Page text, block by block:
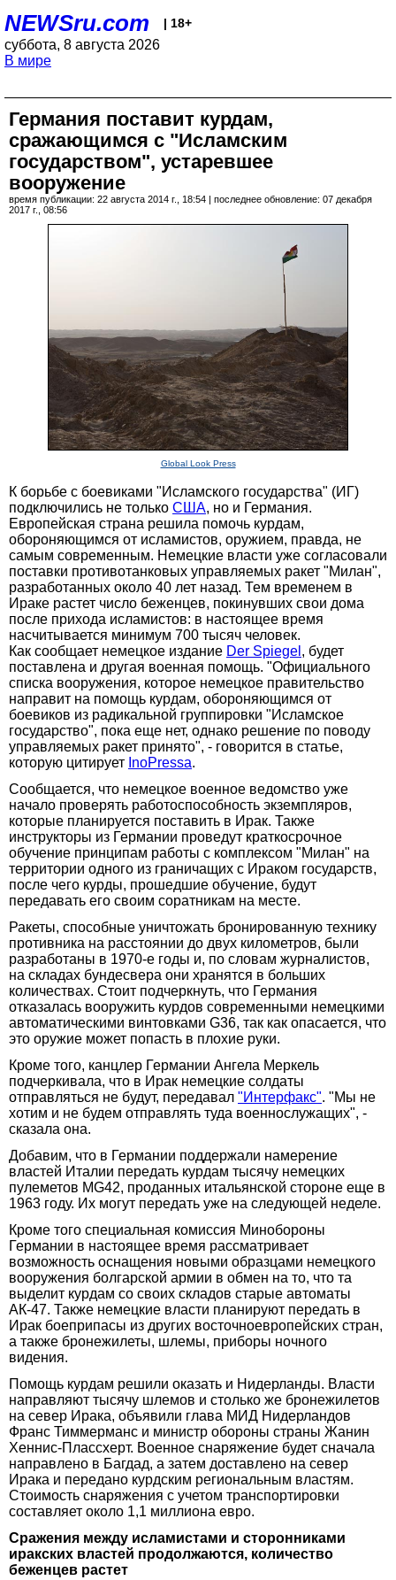
NEWSru.com | 18+
суббота, 8 августа 2026
В мире
Германия поставит курдам,
сражающимся с "Исламским
государством", устаревшее
вооружение
время публикации: 22 августа 2014 г., 18:54 | последнее обновление: 07 декабря
2017 г., 08:56
Global Look Press
К борьбе с боевиками "Исламского государства" (ИГ)
подключились не только США, но и Германия.
Европейская страна решила помочь курдам,
обороняющимся от исламистов, оружием, правда, не
самым современным. Немецкие власти уже согласовали
поставки противотанковых управляемых ракет "Милан",
разработанных около 40 лет назад. Тем временем в
Ираке растет число беженцев, покинувших свои дома
после прихода исламистов: в настоящее время
насчитывается минимум 700 тысяч человек.
Как сообщает немецкое издание Der Spiegel , будет
поставлена и другая военная помощь. "Официального
списка вооружения, которое немецкое правительство
направит на помощь курдам, обороняющимся от
боевиков из радикальной группировки "Исламское
государство", пока еще нет, однако решение по поводу
управляемых ракет принято", - говорится в статье,
которую цитирует InoPressa.
Сообщается, что немецкое военное ведомство уже
начало проверять работоспособность экземпляров,
которые планируется поставить в Ирак. Также
инструкторы из Германии проведут краткосрочное
обучение принципам работы с комплексом "Милан" на
территории одного из граничащих с Ираком государств,
после чего курды, прошедшие обучение, будут
передавать его своим соратникам на месте.
Ракеты, способные уничтожать бронированную технику
противника на расстоянии до двух километров, были
разработаны в 1970-е годы и, по словам журналистов,
на складах бундесвера они хранятся в больших
количествах. Стоит подчеркнуть, что Германия
отказалась вооружить курдов современными немецкими
автоматическими винтовками G36, так как опасается, что
это оружие может попасть в плохие руки.
Кроме того, канцлер Германии Ангела Меркель
подчеркивала, что в Ирак немецкие солдаты
отправляться не будут, передавал "Интерфакс". "Мы не
хотим и не будем отправлять туда военнослужащих", -
сказала она.
Добавим, что в Германии поддержали намерение
властей Италии передать курдам тысячу немецких
пулеметов MG42, проданных итальянской стороне еще в
1963 году. Их могут передать уже на следующей неделе.
Кроме того специальная комиссия Минобороны
Германии в настоящее время рассматривает
возможность оснащения новыми образцами немецкого
вооружения болгарской армии в обмен на то, что та
выделит курдам со своих складов старые автоматы
АК-47. Также немецкие власти планируют передать в
Ирак боеприпасы из других восточноевропейских стран,
а также бронежилеты, шлемы, приборы ночного
видения.
Помощь курдам решили оказать и Нидерланды. Власти
направляют тысячу шлемов и столько же бронежилетов
на север Ирака, объявили глава МИД Нидерландов
Франс Тиммерманс и министр обороны страны Жанин
Хеннис-Плассхерт. Военное снаряжение будет сначала
направлено в Багдад, а затем доставлено на север
Ирака и передано курдским региональным властям.
Стоимость снаряжения с учетом транспортировки
составляет около 1,1 миллиона евро.
Сражения между исламистами и сторонниками
иракских властей продолжаются, количество
беженцев растет